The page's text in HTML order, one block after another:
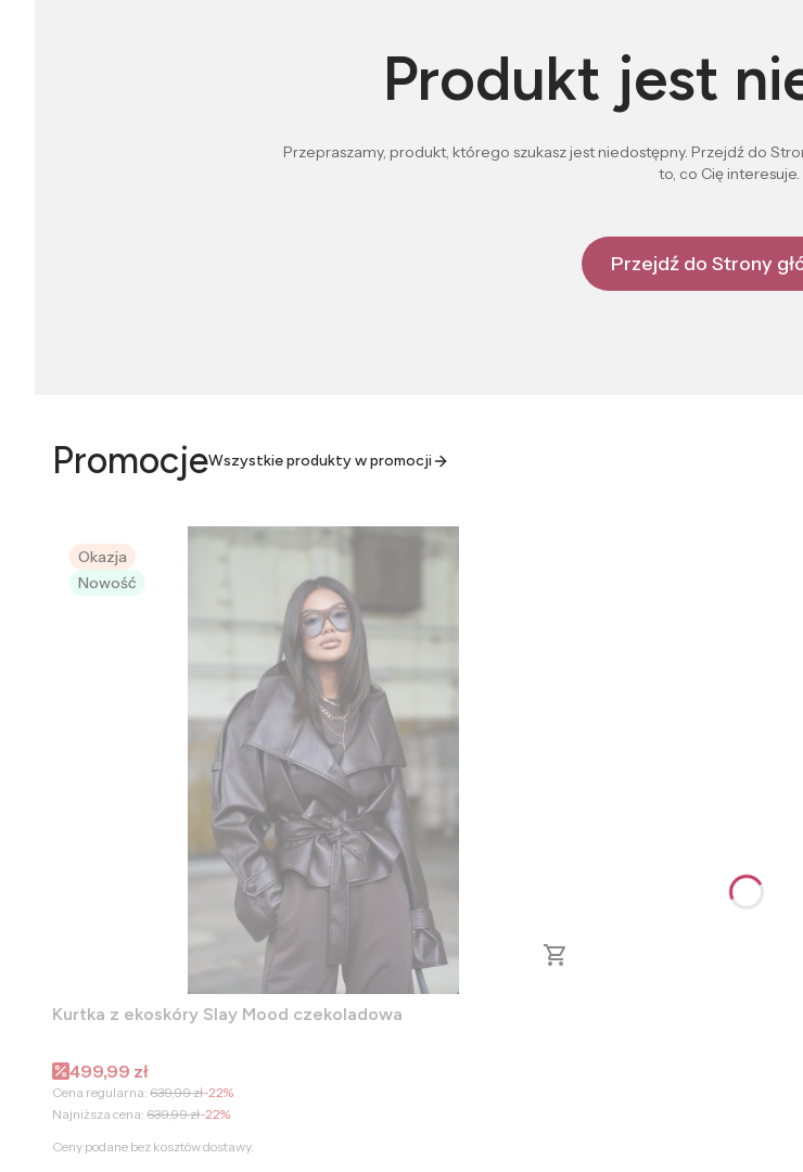
Produkt jest
Przepraszamy, produkt, którego szukasz jest niedostępny. Przejdź do
to, co Cię interesuje.
Przejdź do Strony
PromocjeWszystkie produkty w promocji
Okazja
Nowość
Kurtka z ekoskóry Slay Mood czekoladowa
Cena promocyjna
499,99 zł
Cena regularna: 639,99 zł-22%
Najniższa cena: 639,99 zł-22%
Ceny podane bez kosztów dostawy.